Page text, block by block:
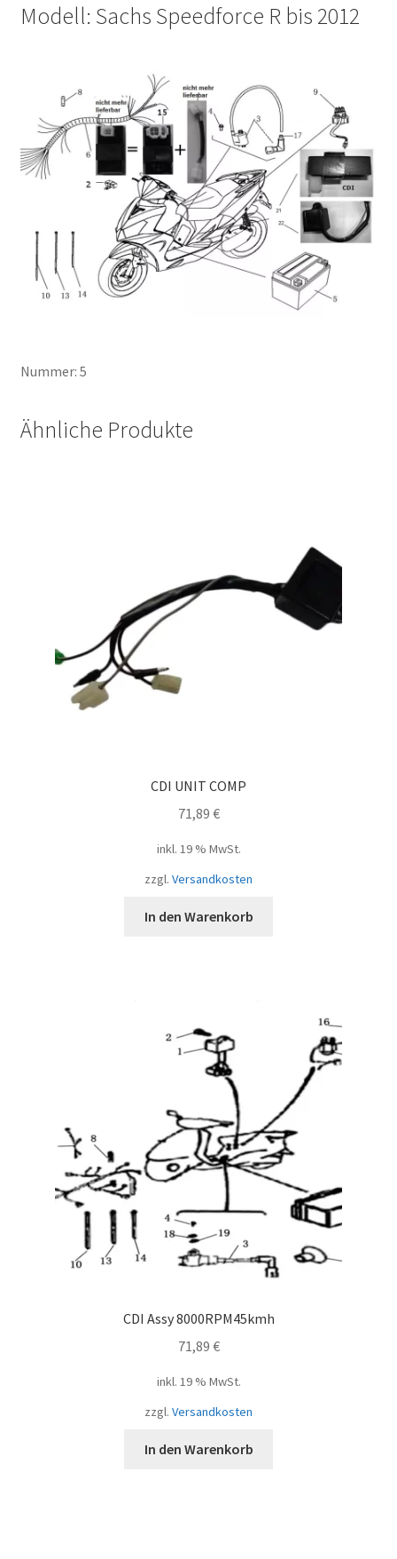
Modell: Sachs Speedforce R bis 2012
Nummer: 5
Ähnliche Produkte
CDI UNIT COMP
71,89 €
inkl. 19 % MwSt.
zzgl. Versandkosten
In den Warenkorb
CDI Assy 8000RPM45kmh
71,89 €
inkl. 19 % MwSt.
zzgl. Versandkosten
In den Warenkorb